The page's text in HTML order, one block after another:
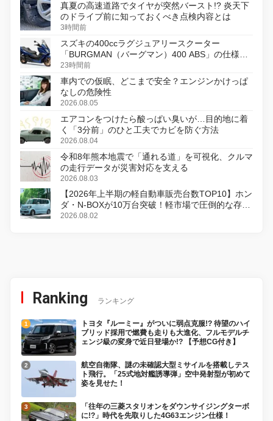
真夏の高速道路でタイヤが突然バースト!? 炎天下
のドライブ前に知っておくべき点検内容とは
3時間前
スズキの400ccラグジュアリースクーター
「BURGMAN（バーグマン）400 ABS」の仕様を
変更し、8月18日に発売
23時間前
車内での仮眠、どこまで安全？エンジンかけっぱ
なしの危険性
2026.08.05
エアコンをつけたら酸っぱい臭いが…目的地に着
く「3分前」のひと工夫でカビを防ぐ方法
2026.08.04
令和8年熊本地震で「通れる道」を可視化、クルマ
の走行データが災害対応を支える
2026.08.03
【2026年上半期の軽自動車販売台数TOP10】ホン
ダ・N-BOXが10万台突破！軽市場で圧倒的な存在
感
2026.08.02
Ranking ランキング
トヨタ『ルーミー』がついに弱点克服!? 待望のハイ
ブリッド採用で燃費も走りも大進化、フルモデルチ
ェンジ級の変身で近日登場か!? 【予想CG付き】
航空自衛隊、謎の未確認大型ミサイルを搭載しテス
ト飛行。「25式地対艦誘導弾」空中発射型が初めて
姿を見せた！
「往年の三菱スタリオンをダウンサイジングターボ
に!?」時代を先取りした4G63エンジン仕様！